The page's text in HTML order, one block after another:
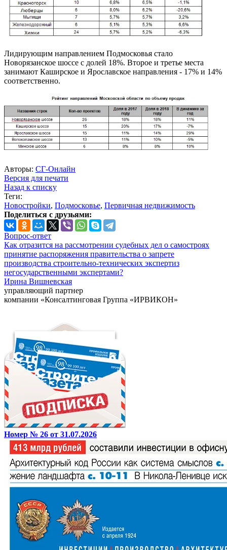
Лидирующим направлением Подмосковья стало
Новорязанское шоссе с долей 18%. Второе и третье места
занимают Каширское и Ярославское направления - 17% и 14%
соответственно.
Авторы: СГ-Онлайн
Версия для печати
Назад к списку
Теги:
Новостройки, Подмосковье, Первичная недвижимость
Поделиться с друзьями:
Вопрос-ответ
Как отразится на рассмотрении судебных дел о самостроях
принятие распоряжения правительства о запрете
производства строительно-технических экспертиз
негосударственными экспертами?
Ирина Вишневская
управляющий партнер
компании «Консалтинговая Группа «ИРВИКОН»
Номер № 26 от 31.07.2026